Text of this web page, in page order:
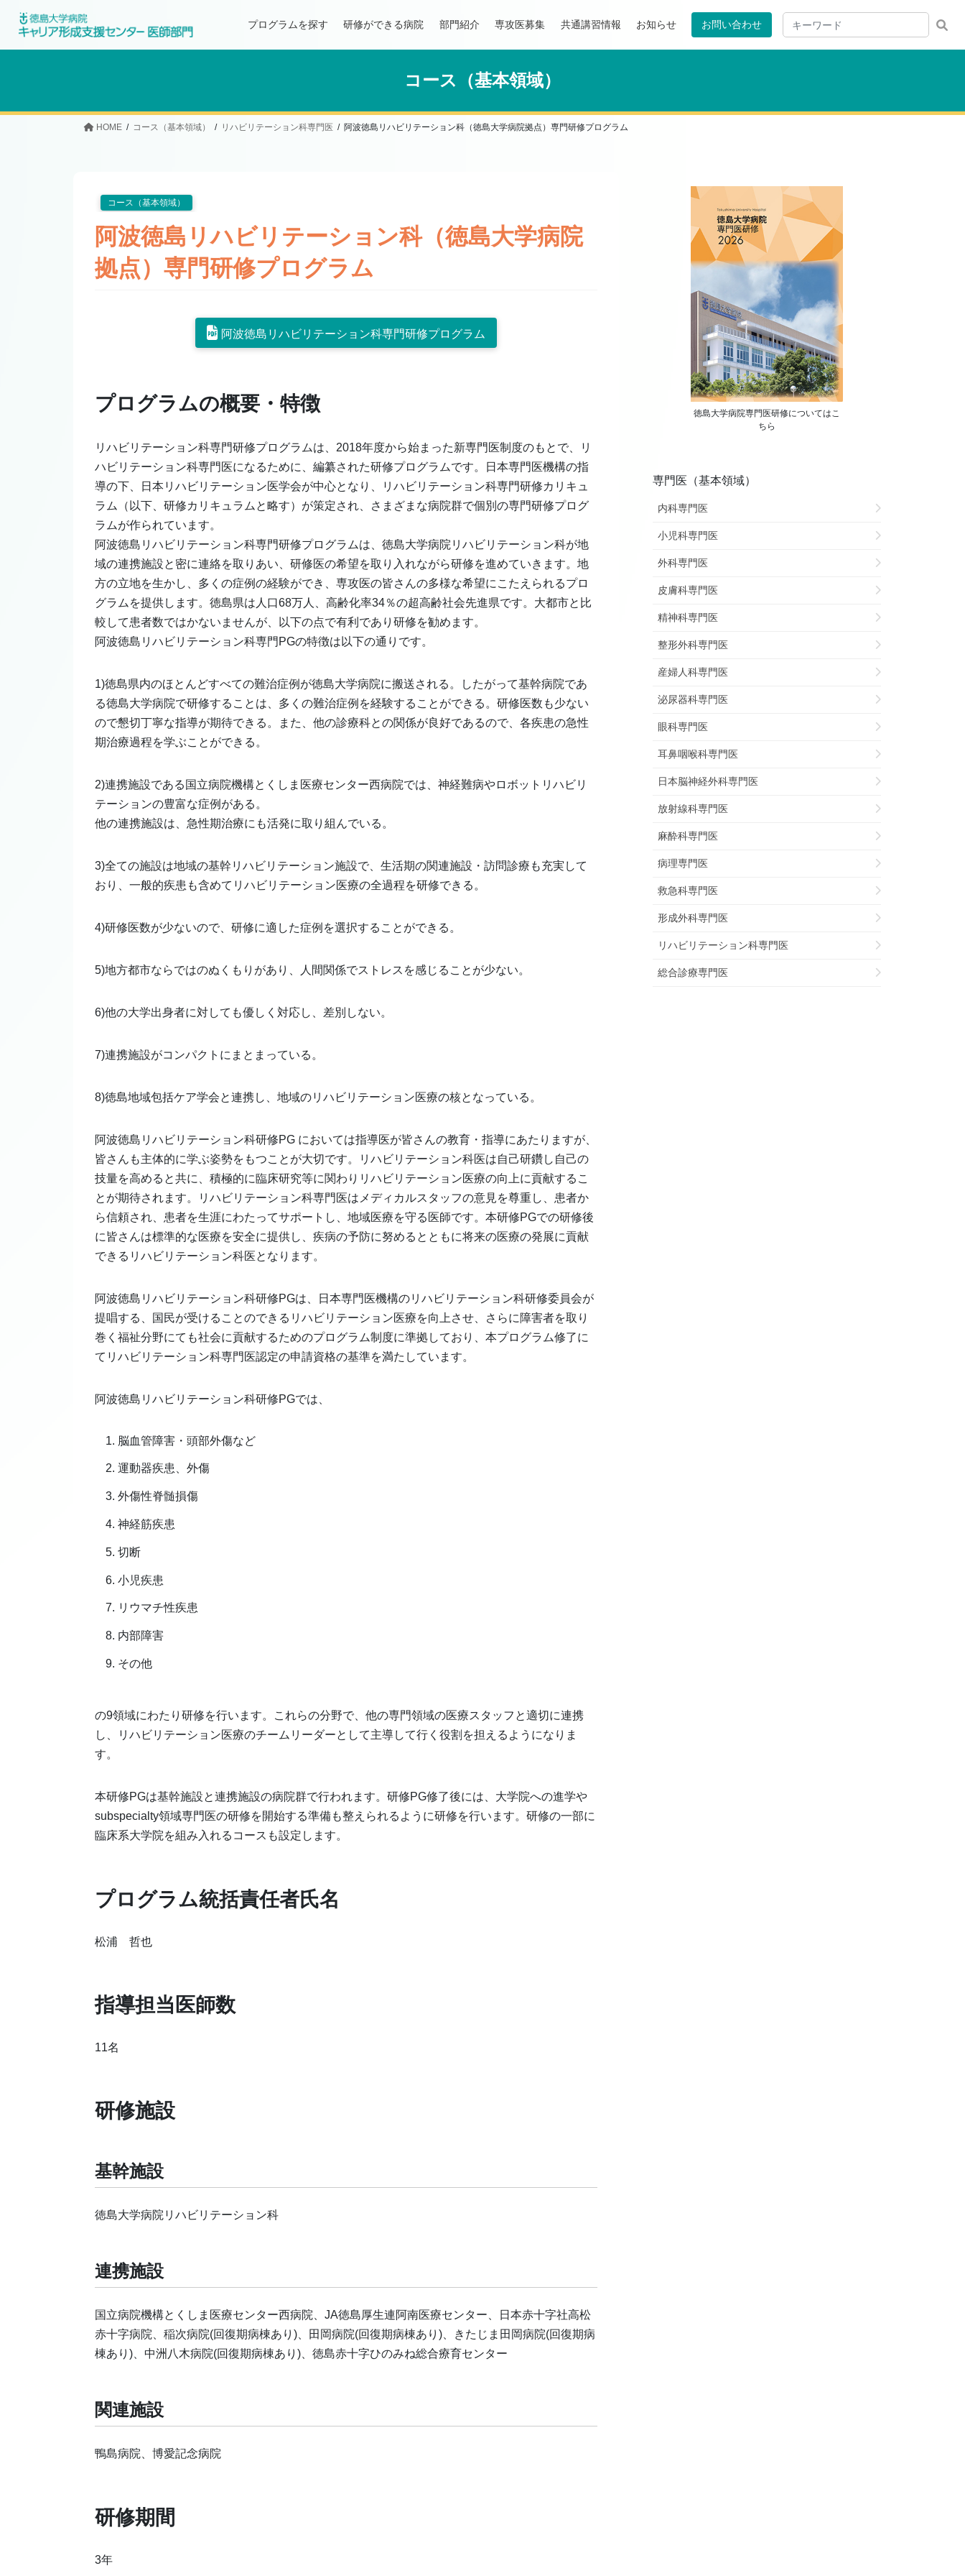
プログラムを探す 研修ができる病院 部門紹介 専攻医募集 共通講習情報 お知らせ お問い合わせ
コース（基本領域）
HOME コース（基本領域） リハビリテーション科専門医 阿波徳島リハビリテーション科（徳島大学病院拠点）専門研修プログラム
コース（基本領域）
阿波徳島リハビリテーション科（徳島大学病院
拠点）専門研修プログラム
阿波徳島リハビリテーション科専門研修プログラム
プログラムの概要・特徴
リハビリテーション科専門研修プログラムは、2018年度から始まった新専門医制度のもとで、リ
ハビリテーション科専門医になるために、編纂された研修プログラムです。日本専門医機構の指
導の下、日本リハビリテーション医学会が中心となり、リハビリテーション科専門研修カリキュ
ラム（以下、研修カリキュラムと略す）が策定され、さまざまな病院群で個別の専門研修プログ
ラムが作られています。
阿波徳島リハビリテーション科専門研修プログラムは、徳島大学病院リハビリテーション科が地
域の連携施設と密に連絡を取りあい、研修医の希望を取り入れながら研修を進めていきます。地
方の立地を生かし、多くの症例の経験ができ、専攻医の皆さんの多様な希望にこたえられるプロ
グラムを提供します。徳島県は人口68万人、高齢化率34％の超高齢社会先進県です。大都市と比
較して患者数ではかないませんが、以下の点で有利であり研修を勧めます。
阿波徳島リハビリテーション科専門PGの特徴は以下の通りです。
1)徳島県内のほとんどすべての難治症例が徳島大学病院に搬送される。したがって基幹病院であ
る徳島大学病院で研修することは、多くの難治症例を経験することができる。研修医数も少ない
ので懇切丁寧な指導が期待できる。また、他の診療科との関係が良好であるので、各疾患の急性
期治療過程を学ぶことができる。
2)連携施設である国立病院機構とくしま医療センター西病院では、神経難病やロボットリハビリ
テーションの豊富な症例がある。
他の連携施設は、急性期治療にも活発に取り組んでいる。
3)全ての施設は地域の基幹リハビリテーション施設で、生活期の関連施設・訪問診療も充実して
おり、一般的疾患も含めてリハビリテーション医療の全過程を研修できる。
4)研修医数が少ないので、研修に適した症例を選択することができる。
5)地方都市ならではのぬくもりがあり、人間関係でストレスを感じることが少ない。
6)他の大学出身者に対しても優しく対応し、差別しない。
7)連携施設がコンパクトにまとまっている。
8)徳島地域包括ケア学会と連携し、地域のリハビリテーション医療の核となっている。
阿波徳島リハビリテーション科研修PG においては指導医が皆さんの教育・指導にあたりますが、
皆さんも主体的に学ぶ姿勢をもつことが大切です。リハビリテーション科医は自己研鑽し自己の
技量を高めると共に、積極的に臨床研究等に関わりリハビリテーション医療の向上に貢献するこ
とが期待されます。リハビリテーション科専門医はメディカルスタッフの意見を尊重し、患者か
ら信頼され、患者を生涯にわたってサポートし、地域医療を守る医師です。本研修PGでの研修後
に皆さんは標準的な医療を安全に提供し、疾病の予防に努めるとともに将来の医療の発展に貢献
できるリハビリテーション科医となります。
阿波徳島リハビリテーション科研修PGは、日本専門医機構のリハビリテーション科研修委員会が
提唱する、国民が受けることのできるリハビリテーション医療を向上させ、さらに障害者を取り
巻く福祉分野にても社会に貢献するためのプログラム制度に準拠しており、本プログラム修了に
てリハビリテーション科専門医認定の申請資格の基準を満たしています。
阿波徳島リハビリテーション科研修PGでは、
脳血管障害・頭部外傷など
運動器疾患、外傷
外傷性脊髄損傷
神経筋疾患
切断
小児疾患
リウマチ性疾患
内部障害
その他
の9領域にわたり研修を行います。これらの分野で、他の専門領域の医療スタッフと適切に連携
し、リハビリテーション医療のチームリーダーとして主導して行く役割を担えるようになりま
す。
本研修PGは基幹施設と連携施設の病院群で行われます。研修PG修了後には、大学院への進学や
subspecialty領域専門医の研修を開始する準備も整えられるように研修を行います。研修の一部に
臨床系大学院を組み入れるコースも設定します。
プログラム統括責任者氏名
松浦 哲也
指導担当医師数
11名
研修施設
基幹施設
徳島大学病院リハビリテーション科
連携施設
国立病院機構とくしま医療センター西病院、JA徳島厚生連阿南医療センター、日本赤十字社高松
赤十字病院、稲次病院(回復期病棟あり)、田岡病院(回復期病棟あり)、きたじま田岡病院(回復期病
棟あり)、中洲八木病院(回復期病棟あり)、徳島赤十字ひのみね総合療育センター
関連施設
鴨島病院、博愛記念病院
研修期間
3年
徳島大学病院専門医研修についてはこ
ちら
専門医（基本領域）
内科専門医
小児科専門医
外科専門医
皮膚科専門医
精神科専門医
整形外科専門医
産婦人科専門医
泌尿器科専門医
眼科専門医
耳鼻咽喉科専門医
日本脳神経外科専門医
放射線科専門医
麻酔科専門医
病理専門医
救急科専門医
形成外科専門医
リハビリテーション科専門医
総合診療専門医